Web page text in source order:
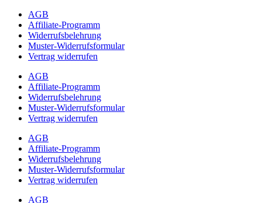
AGB
Affiliate-Programm
Widerrufsbelehrung
Muster-Widerrufsformular
Vertrag widerrufen
AGB
Affiliate-Programm
Widerrufsbelehrung
Muster-Widerrufsformular
Vertrag widerrufen
AGB
Affiliate-Programm
Widerrufsbelehrung
Muster-Widerrufsformular
Vertrag widerrufen
AGB